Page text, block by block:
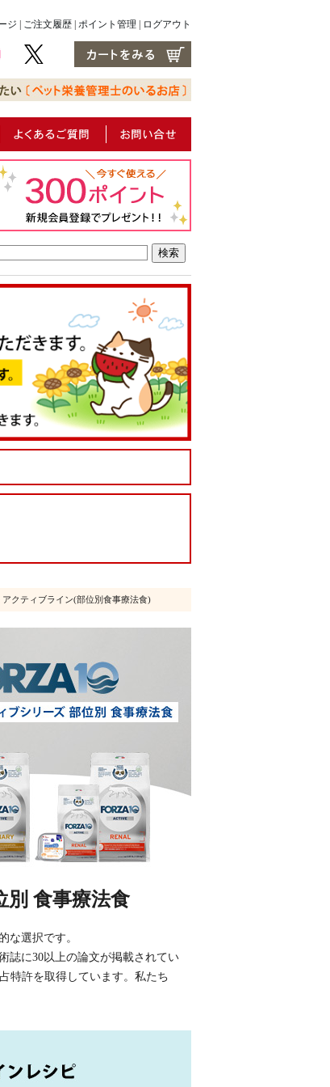
ジ ご注文履歴 ポイント管理 ログアウト
アクティブライン(部位別食事療法食)
別 食事療法食
な選択です。
誌に30以上の論文が掲載されてい
特許を取得しています。私たち